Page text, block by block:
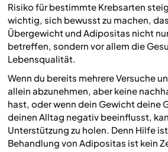
Risiko für bestimmte Krebsarten
wichtig, sich bewusst zu machen,
Übergewicht und Adipositas nicht
betreffen, sondern vor allem die
Lebensqualität.
Wenn du bereits mehrere Versuche
allein abzunehmen, aber keine
hast, oder wenn dein Gewicht deine
deinen Alltag negativ beeinflusst,
Unterstützung zu holen. Denn Hilfe
Behandlung von Adipositas ist kein